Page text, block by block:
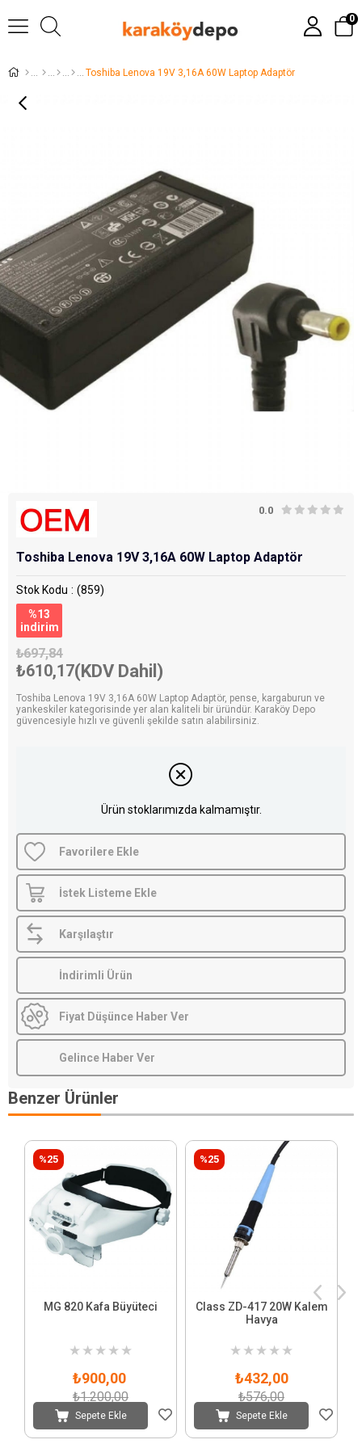
0
Toshiba Lenova 19V 3,16A 60W Laptop Adaptör
0.0
Toshiba Lenova 19V 3,16A 60W Laptop Adaptör
Stok Kodu
(859)
%13
i̇ndirim
₺697,84
₺610,17(KDV Dahil)
Toshiba Lenova 19V 3,16A 60W Laptop Adaptör, pense, kargaburun ve
yankeskiler kategorisinde yer alan kaliteli bir üründür. Karaköy Depo
güvencesiyle hızlı ve güvenli şekilde satın alabilirsiniz.
Ürün stoklarımızda kalmamıştır.
Favorilere Ekle
İstek Listeme Ekle
Karşılaştır
İndirimli Ürün
Fiyat Düşünce Haber Ver
Gelince Haber Ver
Benzer Ürünler
MG 820 Kafa Büyüteci
★ ★ ★ ★ ★
₺900,00
₺1.200,00
Sepete Ekle
%25
Class ZD-417 20W Kalem
Havya
★ ★ ★ ★ ★
₺432,00
₺576,00
Sepete Ekle
%25